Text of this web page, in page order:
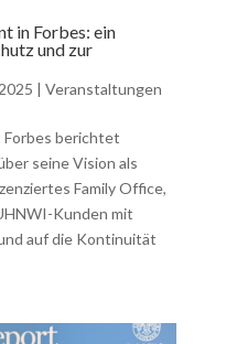
in Forbes: ein
und zur
| Veranstaltungen
berichtet
seine Vision als
Family Office,
Kunden mit
auf die Kontinuität